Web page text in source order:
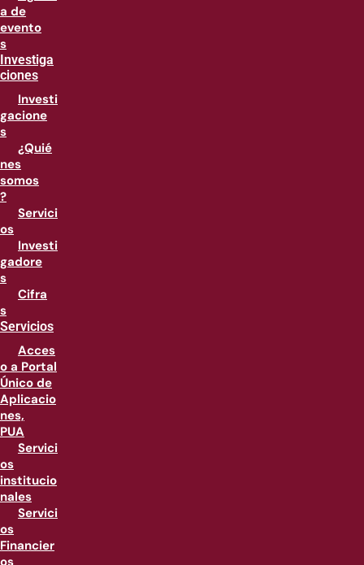
a de
evento
s
Investiga
ciones
Investi
gacione
s
¿Quié
nes
somos
?
Servici
os
Investi
gadore
s
Cifra
s
Servicios
Acces
o a Portal
Único de
Aplicacio
nes,
PUA
Servici
os
institucio
nales
Servici
os
Financier
os